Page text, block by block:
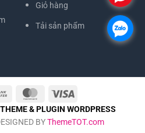
Giỏ hàng
Tải sản phẩm
& PLUGIN WORDPRESS
BYThemeTOT.com
.